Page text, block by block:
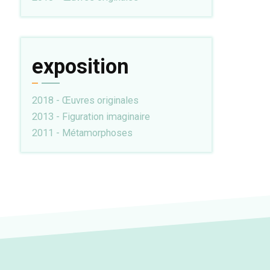
exposition
2018 - Œuvres originales
2013 - Figuration imaginaire
2011 - Métamorphoses